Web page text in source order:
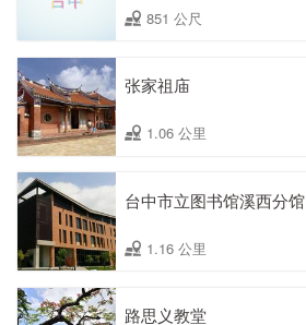
851 公尺
张家祖庙
1.06 公里
台中市立图书馆溪西分馆
1.16 公里
路思义教堂